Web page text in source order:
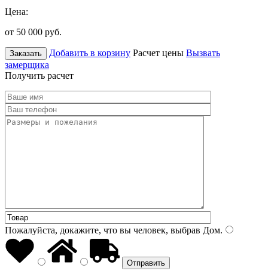
Цена:
от 50 000 руб.
Заказать Добавить в корзину Расчет цены Вызвать
замерщика
Получить расчет
Пожалуйста, докажите, что вы человек, выбрав Дом.